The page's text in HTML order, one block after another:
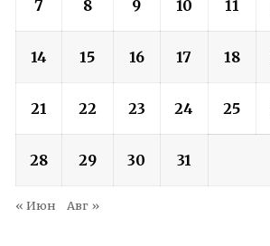
7 8 9 10 11
14 15 16 17 18
21 22 23 24 25
28 29 30 31
« Июн Авг »